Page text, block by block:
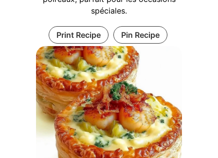
spéciales.
Print Recipe Pin Recipe